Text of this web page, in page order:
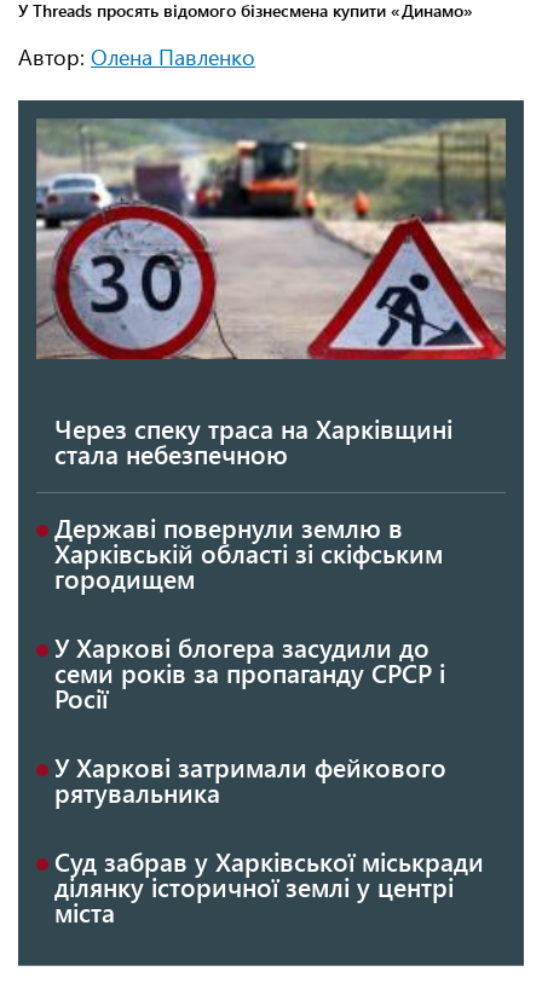
Автор: Олена Павленко
Через спеку траса на Харківщині
стала небезпечною
Державі повернули землю в
Харківській області зі скіфським
городищем
У Харкові блогера засудили до
семи років за пропаганду СРСР і
Росії
У Харкові затримали фейкового
рятувальника
Суд забрав у Харківської міськради
ділянку історичної землі у центрі
міста